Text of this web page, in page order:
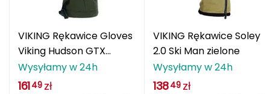
NILS AQUA
NILS CAMP
VIKING Rękawice Gloves
Viking Hudson GTX
zielony
Wysyłamy w 24h
16149 zł
VIKING Rękawice Soley
2.0 Ski Man zielone
Wysyłamy w 24h
13849 zł